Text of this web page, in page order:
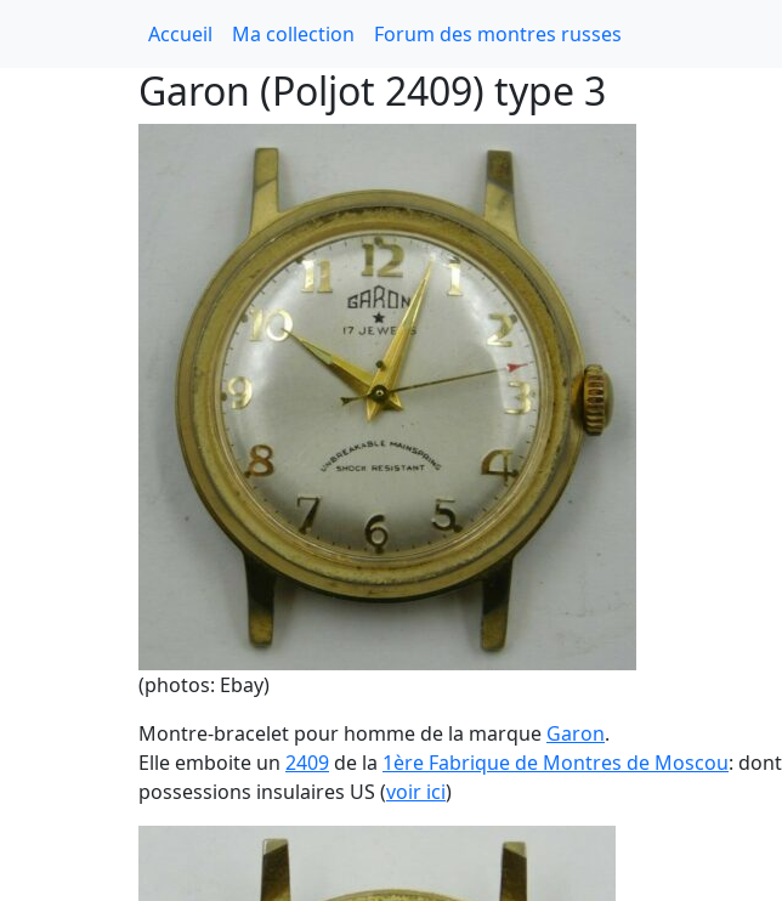
Accueil Ma collection Forum des montres russes
Garon (Poljot 2409) type 3
(photos: Ebay)
Montre-bracelet pour homme de la marque Garon.
Elle emboite un 2409de la 1ère Fabrique de Montres de Moscou:
possessions insulaires US (voir ici)